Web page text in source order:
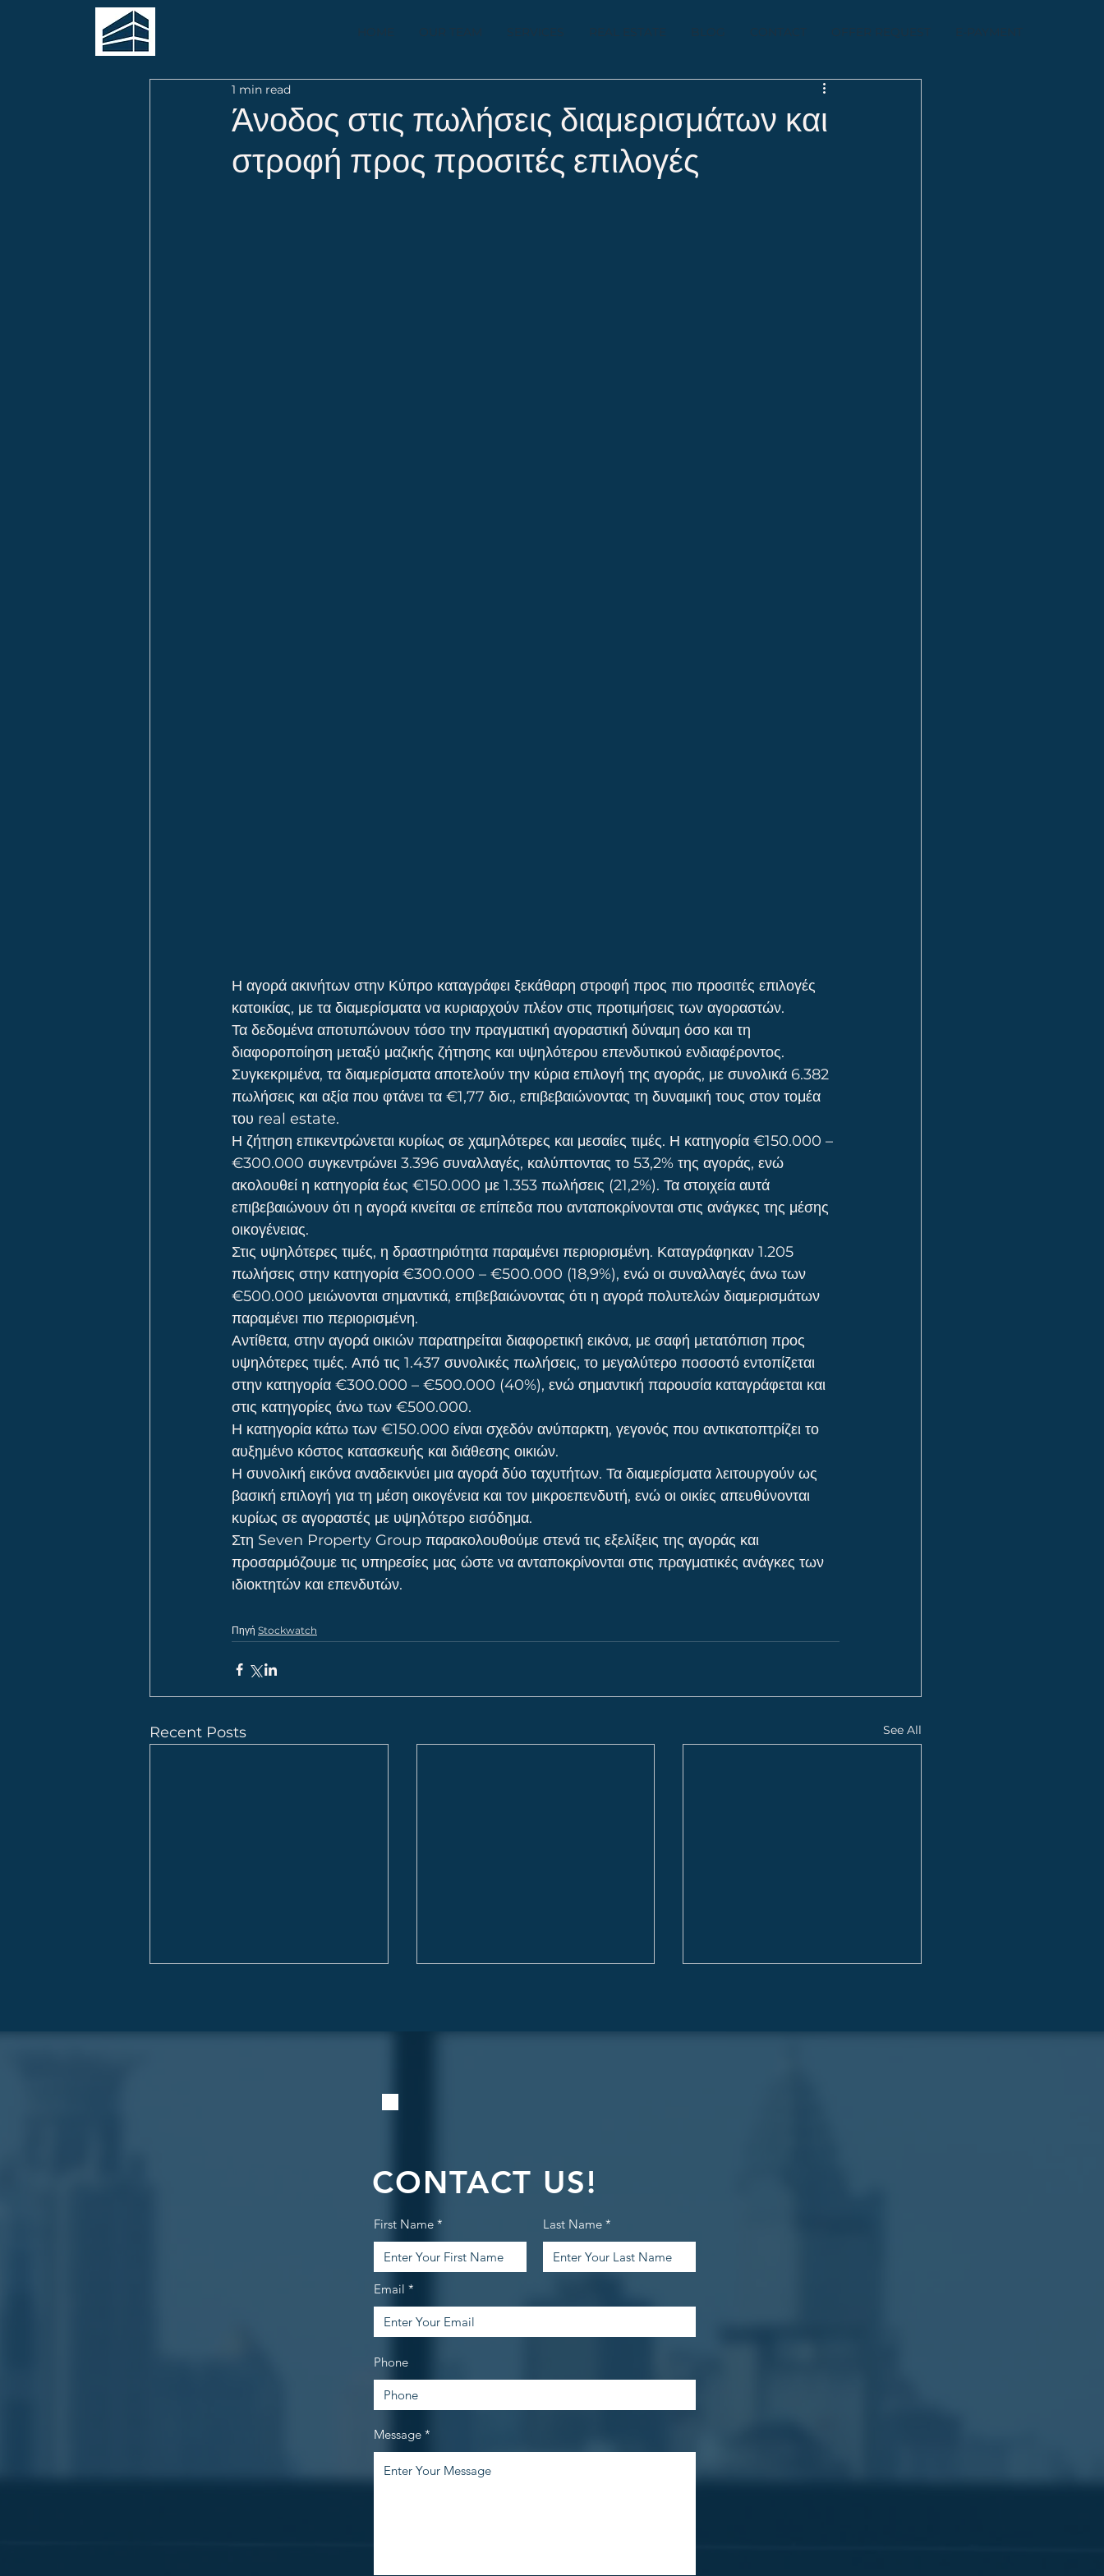
Άνοδος στις πωλήσεις διαμερισμάτων και
στροφή προς προσιτές επιλογές
1 min read
Η αγορά ακινήτων στην Κύπρο καταγράφει ξεκάθαρη στροφή προς πιο προσιτές επιλογές
κατοικίας, με τα διαμερίσματα να κυριαρχούν πλέον στις προτιμήσεις των αγοραστών.
Τα δεδομένα αποτυπώνουν τόσο την πραγματική αγοραστική δύναμη όσο και τη
διαφοροποίηση μεταξύ μαζικής ζήτησης και υψηλότερου επενδυτικού ενδιαφέροντος.
Συγκεκριμένα, τα διαμερίσματα αποτελούν την κύρια επιλογή της αγοράς, με συνολικά 6.382
πωλήσεις και αξία που φτάνει τα €1,77 δισ., επιβεβαιώνοντας τη δυναμική τους στον τομέα
του real estate.
Η ζήτηση επικεντρώνεται κυρίως σε χαμηλότερες και μεσαίες τιμές. Η κατηγορία €150.000 –
€300.000 συγκεντρώνει 3.396 συναλλαγές, καλύπτοντας το 53,2% της αγοράς, ενώ
ακολουθεί η κατηγορία έως €150.000 με 1.353 πωλήσεις (21,2%). Τα στοιχεία αυτά
επιβεβαιώνουν ότι η αγορά κινείται σε επίπεδα που ανταποκρίνονται στις ανάγκες της μέσης
οικογένειας.
Στις υψηλότερες τιμές, η δραστηριότητα παραμένει περιορισμένη. Καταγράφηκαν 1.205
πωλήσεις στην κατηγορία €300.000 – €500.000 (18,9%), ενώ οι συναλλαγές άνω των
€500.000 μειώνονται σημαντικά, επιβεβαιώνοντας ότι η αγορά πολυτελών διαμερισμάτων
παραμένει πιο περιορισμένη.
Αντίθετα, στην αγορά οικιών παρατηρείται διαφορετική εικόνα, με σαφή μετατόπιση προς
υψηλότερες τιμές. Από τις 1.437 συνολικές πωλήσεις, το μεγαλύτερο ποσοστό εντοπίζεται
στην κατηγορία €300.000 – €500.000 (40%), ενώ σημαντική παρουσία καταγράφεται και
στις κατηγορίες άνω των €500.000.
Η κατηγορία κάτω των €150.000 είναι σχεδόν ανύπαρκτη, γεγονός που αντικατοπτρίζει το
αυξημένο κόστος κατασκευής και διάθεσης οικιών.
Η συνολική εικόνα αναδεικνύει μια αγορά δύο ταχυτήτων. Τα διαμερίσματα λειτουργούν ως
βασική επιλογή για τη μέση οικογένεια και τον μικροεπενδυτή, ενώ οι οικίες απευθύνονται
κυρίως σε αγοραστές με υψηλότερο εισόδημα.
Στη Seven Property Group παρακολουθούμε στενά τις εξελίξεις της αγοράς και
προσαρμόζουμε τις υπηρεσίες μας ώστε να ανταποκρίνονται στις πραγματικές ανάγκες των
ιδιοκτητών και επενδυτών.
Πηγή Stockwatch
Recent Posts See All
CONTACT US!
First Name Last Name
Email
Phone
Message